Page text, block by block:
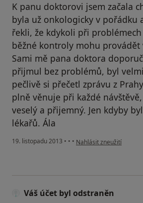
K panu doktorovi jsem začala
byla už onkologicky v pořádku
řekli, že kdykoli při
běžné kontroly mohu provádět
Sami mě pana doktora
přijmul bez problémů, byl
pečlivě si přečetl zprávu z
plně věnuje při každé
veselý a přijemný. Jen kdyby
lékařů. Ála
19. listopadu 2013 • • • podle názoru uživatele
Nahlásit zneužití
Váš účet byl odstraněn